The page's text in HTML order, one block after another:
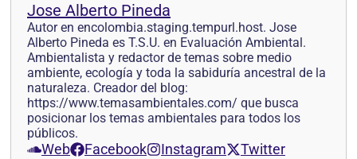
Jose Alberto Pineda
Autor en encolombia.staging.tempurl.host. Jose
Alberto Pineda es T.S.U. en Evaluación Ambiental.
Ambientalista y redactor de temas sobre medio
ambiente, ecología y toda la sabiduría ancestral de la
naturaleza. Creador del blog:
https://www.temasambientales.com/ que busca
posicionar los temas ambientales para todos los
públicos.
Web Facebook Instagram Twitter